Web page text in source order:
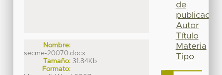
Nombre:
secme-20070.docx
Tamaño: 31.84Kb
Formato:
de
publicación
Autor
Título
Materia
Tipo